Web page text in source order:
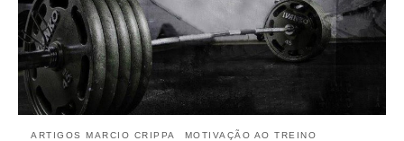
ARTIGOS MARCIO CRIPPA MOTIVAÇÃO AO TREINO